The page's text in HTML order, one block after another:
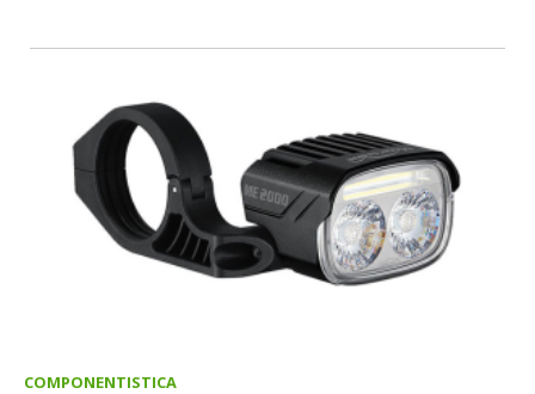
COMPONENTISTICA